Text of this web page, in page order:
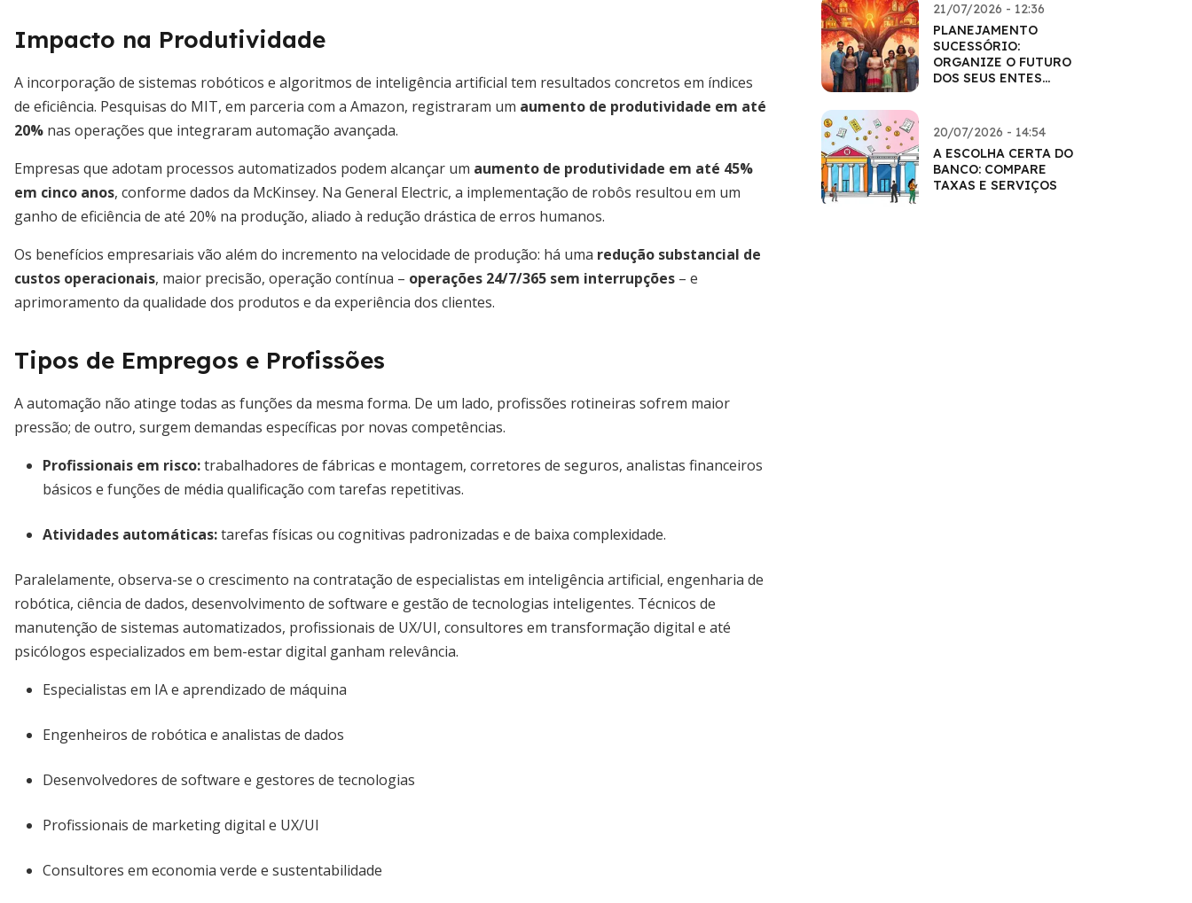
Impacto na Produtividade
A incorporação de sistemas robóticos e algoritmos de inteligência artificial tem resultados concretos em índices
de eficiência. Pesquisas do MIT, em parceria com a Amazon, registraram um aumento de produtividade em até
20% nas operações que integraram automação avançada.
Empresas que adotam processos automatizados podem alcançar um aumento de produtividade em até 45%
em cinco anos, conforme dados da McKinsey. Na General Electric, a implementação de robôs resultou em um
ganho de eficiência de até 20% na produção, aliado à redução drástica de erros humanos.
Os benefícios empresariais vão além do incremento na velocidade de produção: há uma redução substancial de
custos operacionais, maior precisão, operação contínua – operações 24/7/365 sem interrupções – e
aprimoramento da qualidade dos produtos e da experiência dos clientes.
Tipos de Empregos e Profissões
A automação não atinge todas as funções da mesma forma. De um lado, profissões rotineiras sofrem maior
pressão; de outro, surgem demandas específicas por novas competências.
Profissionais em risco:trabalhadores de fábricas e montagem, corretores de seguros, analistas financeiros
básicos e funções de média qualificação com tarefas repetitivas.
Atividades automáticas:tarefas físicas ou cognitivas padronizadas e de baixa complexidade.
Paralelamente, observa-se o crescimento na contratação de especialistas em inteligência artificial, engenharia de
robótica, ciência de dados, desenvolvimento de software e gestão de tecnologias inteligentes. Técnicos de
manutenção de sistemas automatizados, profissionais de UX/UI, consultores em transformação digital e até
psicólogos especializados em bem-estar digital ganham relevância.
Especialistas em IA e aprendizado de máquina
Engenheiros de robótica e analistas de dados
Desenvolvedores de software e gestores de tecnologias
Profissionais de marketing digital e UX/UI
Consultores em economia verde e sustentabilidade
21/07/2026 - 12:36
PLANEJAMENTO
SUCESSÓRIO:
ORGANIZE O FUTURO
DOS SEUS ENTES
20/07/2026 - 14:54
A ESCOLHA CERTA DO
BANCO: COMPARE
TAXAS E SERVIÇOS